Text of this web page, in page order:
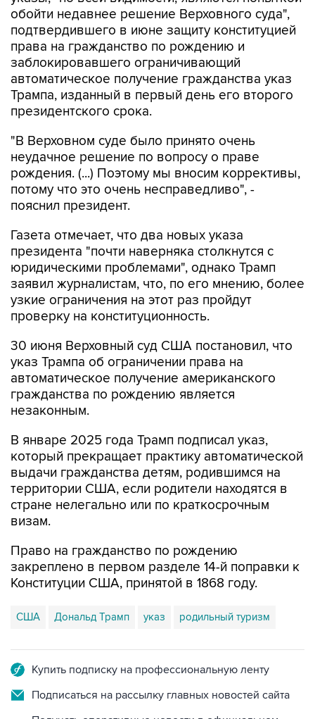
обойти недавнее решение Верховного суда",
подтвердившего в июне защиту конституцией
права на гражданство по рождению и
заблокировавшего ограничивающий
автоматическое получение гражданства указ
Трампа, изданный в первый день его второго
президентского срока.
"В Верховном суде было принято очень
неудачное решение по вопросу о праве
рождения. (...) Поэтому мы вносим коррективы,
потому что это очень несправедливо", -
пояснил президент.
Газета отмечает, что два новых указа
президента "почти наверняка столкнутся с
юридическими проблемами", однако Трамп
заявил журналистам, что, по его мнению, более
узкие ограничения на этот раз пройдут
проверку на конституционность.
30 июня Верховный суд США постановил, что
указ Трампа об ограничении права на
автоматическое получение американского
гражданства по рождению является
незаконным.
В январе 2025 года Трамп подписал указ,
который прекращает практику автоматической
выдачи гражданства детям, родившимся на
территории США, если родители находятся в
стране нелегально или по краткосрочным
визам.
Право на гражданство по рождению
закреплено в первом разделе 14-й поправки к
Конституции США, принятой в 1868 году.
США Дональд Трамп указ родильный туризм
Купить подписку на профессиональную ленту
Подписаться на рассылку главных новостей сайта